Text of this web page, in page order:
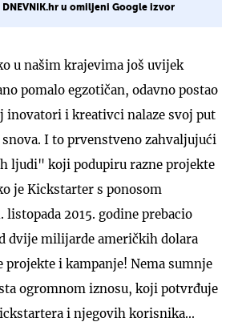
DNEVNIK.hr u omiljeni Google izvor
u našim krajevima još uvijek
pomalo egzotičan, odavno postao
inovatori i kreativci nalaze svoj put
I to prvenstveno zahvaljujući
ljudi" koji podupiru razne projekte
je Kickstarter s ponosom
listopada 2015. godine prebacio
dvije milijarde američkih dolara
projekte i kampanje! Nema sumnje
ogromnom iznosu, koji potvrđuje
i njegovih korisnika...